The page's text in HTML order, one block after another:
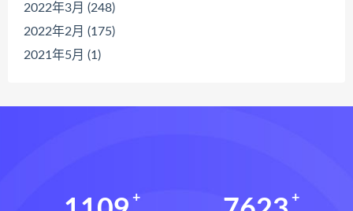
2022年3月 (248)
2022年2月 (175)
2021年5月 (1)